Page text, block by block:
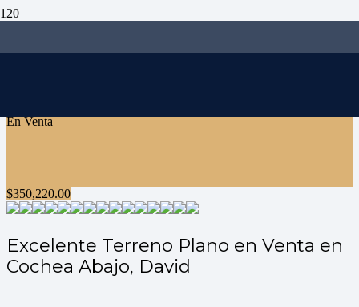
En Venta
$350,220.00
Excelente Terreno Plano en Venta en
Cochea Abajo, David